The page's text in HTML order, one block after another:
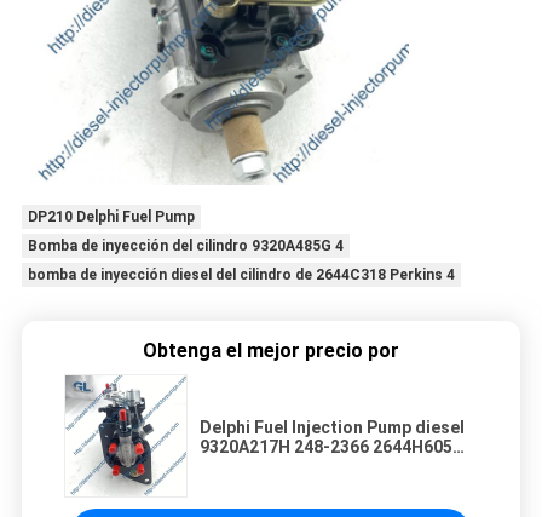
DP210 Delphi Fuel Pump
Bomba de inyección del cilindro 9320A485G 4
bomba de inyección diesel del cilindro de 2644C318 Perkins 4
Obtenga el mejor precio por
Delphi Fuel Injection Pump diesel
9320A217H 248-2366 2644H605